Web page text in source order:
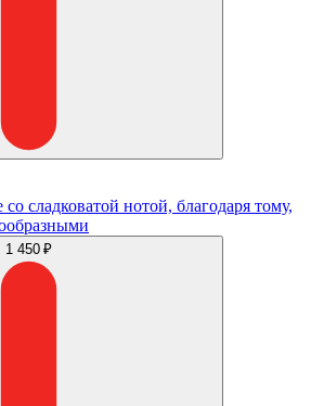
сладковатой нотой, благодаря тому,
1 450 ₽